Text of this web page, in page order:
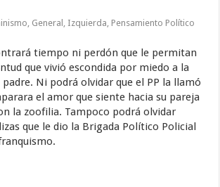
, General , Izquierda, Pensamiento Político
tiempo ni perdón que le permitan
que vivió escondida por miedo a la
padre. Ni podrá olvidar que el PP la llamó
el amor que siente hacia su pareja
la zoofilia. Tampoco podrá olvidar
que le dio la Brigada Político Policial